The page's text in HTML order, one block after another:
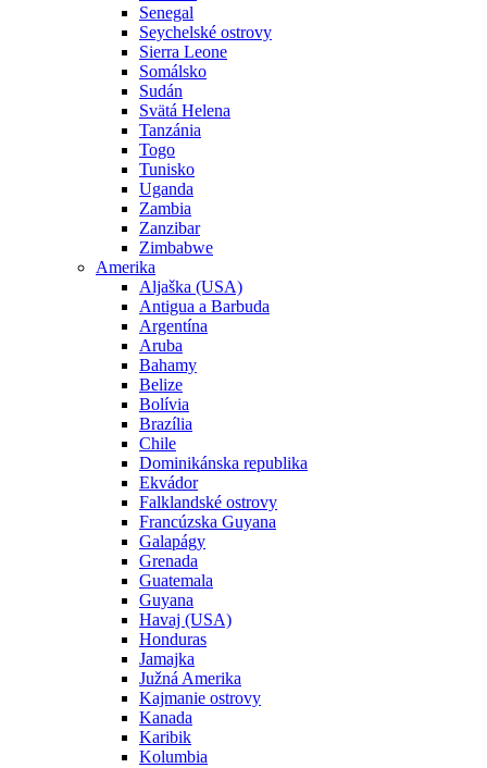
Senegal
Seychelské ostrovy
Sierra Leone
Somálsko
Sudán
Svätá Helena
Tanzánia
Togo
Tunisko
Uganda
Zambia
Zanzibar
Zimbabwe
Amerika
Aljaška (USA)
Antigua a Barbuda
Argentína
Aruba
Bahamy
Belize
Bolívia
Brazília
Chile
Dominikánska republika
Ekvádor
Falklandské ostrovy
Francúzska Guyana
Galapágy
Grenada
Guatemala
Guyana
Havaj (USA)
Honduras
Jamajka
Južná Amerika
Kajmanie ostrovy
Kanada
Karibik
Kolumbia